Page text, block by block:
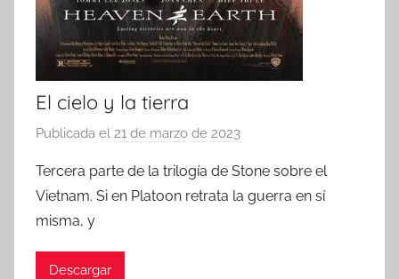
El cielo y la tierra
Publicada el 21 de marzo de 2023
r
Tercera parte de la trilogía de Stone sobre el
Vietnam. Si en Platoon retrata la guerra en sí
misma, y
Descargar